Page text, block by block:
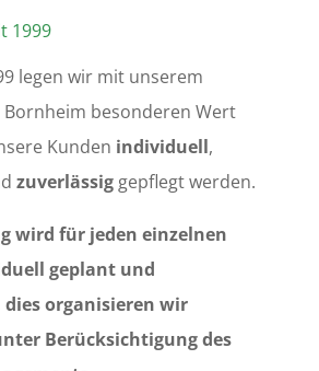
1999
legen wir mit unserem
Bornheim besonderen Wert
Kunden individuell,
zuverlässig gepflegt werden.
wird für jeden einzelnen
geplant und
organisieren wir
Berücksichtigung des